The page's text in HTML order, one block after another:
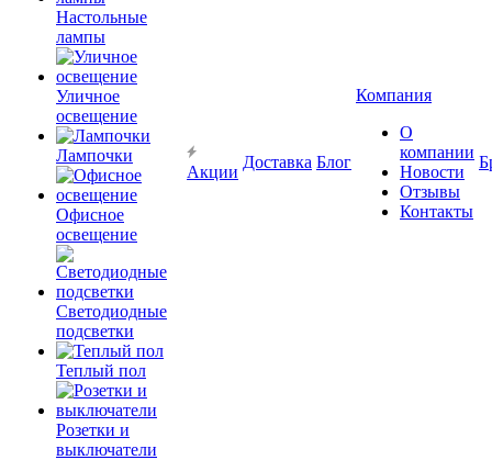
Настольные
лампы
Уличное
освещение
Лампочки
Офисное
освещение
Светодиодные
подсветки
Теплый пол
Розетки и
выключатели
Акции
Доставка Блог
Компания
О
компании
Новости
Отзывы
Контакты